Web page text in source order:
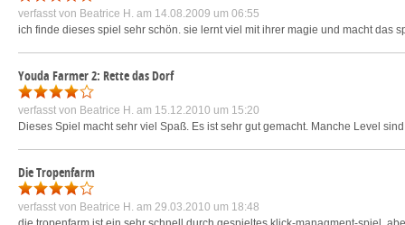
verfasst von Beatrice H. am 14.08.2009 um 06:55
ich finde dieses spiel sehr schön. sie lernt viel mit ihrer magie und macht das
Youda Farmer 2: Rette das Dorf
verfasst von Beatrice H. am 15.12.2010 um 15:20
Dieses Spiel macht sehr viel Spaß. Es ist sehr gut gemacht. Manche Level
Die Tropenfarm
verfasst von Beatrice H. am 29.03.2010 um 18:48